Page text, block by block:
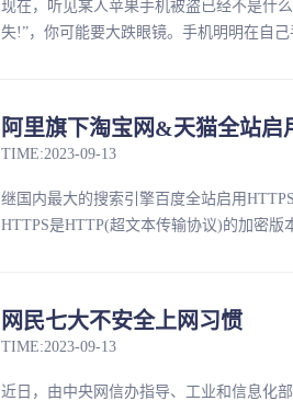
现在，听见某人苹果手机被盗已经不是什
失!”，你可能要大跌眼镜。手机明明在自
阿里旗下淘宝网&天猫全站启
TIME:2023-09-13
继国内最大的搜索引擎百度全站启用
HTTPS是HTTP(超文本传输协议)的加密版
网民七大不安全上网习惯
TIME:2023-09-13
近日，由中央网信办指导、工业和信息化